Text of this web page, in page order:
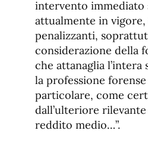
intervento immediato
attualmente in
penalizzanti,
considerazione della
che attanaglia l’intera
la professione
particolare, come
dall’ulteriore
reddito medio…”.